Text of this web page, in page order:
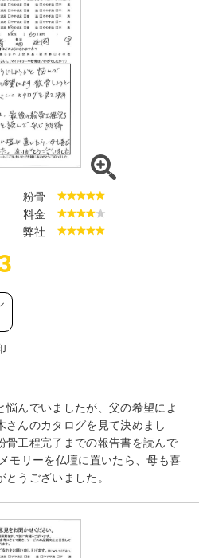
粉骨
料金
弊社
んでいましたが、父の希望によ
さんのカタログを見て決めまし
骨工程完了までの報告書を読んで
モリーを仏壇に置いたら、母も喜
うございました。